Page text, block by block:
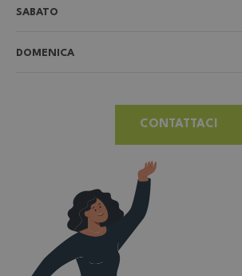
SABATO
DOMENICA
CONTATTACI